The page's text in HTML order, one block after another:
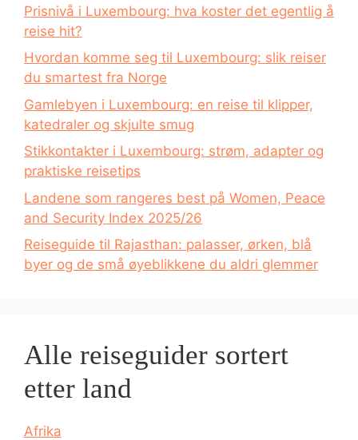
Prisnivå i Luxembourg: hva koster det egentlig å
reise hit?
Hvordan komme seg til Luxembourg: slik reiser
du smartest fra Norge
Gamlebyen i Luxembourg: en reise til klipper,
katedraler og skjulte smug
Stikkontakter i Luxembourg: strøm, adapter og
praktiske reisetips
Landene som rangeres best på Women, Peace
and Security Index 2025/26
Reiseguide til Rajasthan: palasser, ørken, blå
byer og de små øyeblikkene du aldri glemmer
Alle reiseguider sortert
etter land
Afrika